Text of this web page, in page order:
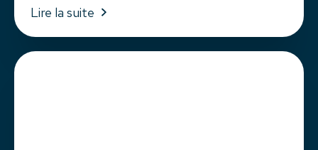
Lire la suite